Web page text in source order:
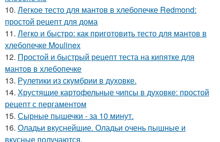
10. Легкое тесто для мантов в хлебопечке Redmond:
простой рецепт для дома
11. Легко и быстро: как приготовить тесто для мантов в
хлебопечке Moulinex
12. Простой и быстрый рецепт теста на кипятке для
мантов в хлебопечке
13. Рулетики из скумбрии в духовке.
14. Хрустящие картофельные чипсы в духовке: простой
рецепт с пергаментом
15. Сырные пышечки - за 10 минут.
16. Оладьи вкуснейшие. Оладьи очень пышные и
вкусные получаются.